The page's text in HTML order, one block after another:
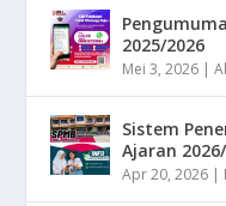
2025/2026
Mei 3, 2026 |
Sistem
Ajaran
Apr 20, 2026 |